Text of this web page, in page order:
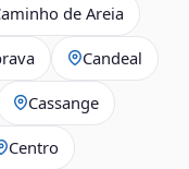
de Areia
Candeal
Cassange
Centro